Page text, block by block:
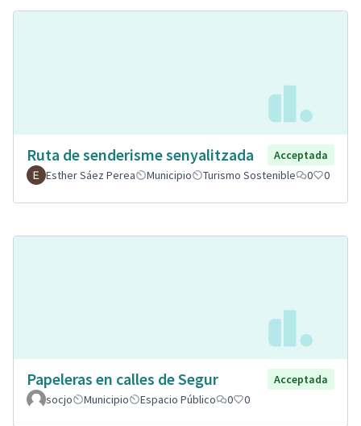
Ruta de senderisme senyalitzada
Acceptada
Esther Sáez Perea
Municipio Turismo Sostenible 0 0
Papeleras en calles de Segur
Acceptada
socjo
Municipio Espacio Público 0 0